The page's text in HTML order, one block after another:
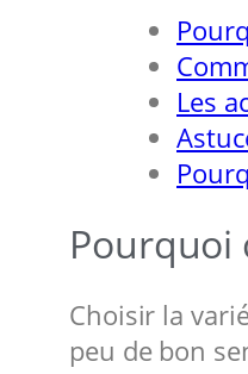
Les
Pourquoi
Choisir la
peu de bon